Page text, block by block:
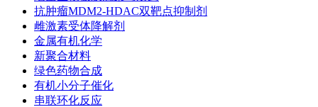
抗肿瘤MDM2-HDAC双靶点抑制剂
雌激素受体降解剂
金属有机化学
新聚合材料
绿色药物合成
有机小分子催化
串联环化反应